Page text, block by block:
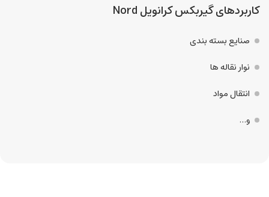
کاربردهای گیربکس کرانویل Nord
صنایع بسته بندی
نوار نقاله ها
انتقال مواد
و…